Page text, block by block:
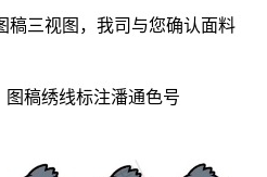
稿三视图，我司与您确认面料
稿绣线标注潘通色号